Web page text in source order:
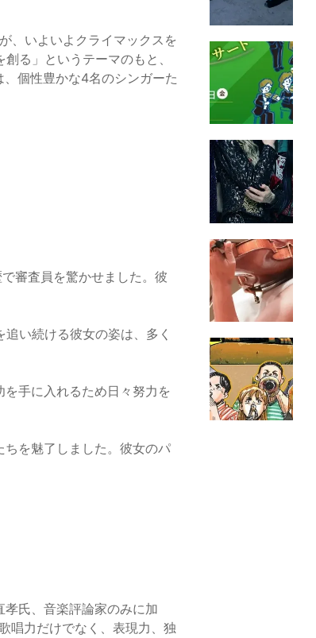
、いよいよクライマックスを
る」というテーマのもと、
個性豊かな4名のシンガーた
審査員を驚かせました。彼
い続ける彼女の姿は、多く
手に入れるため日々努力を
を魅了しました。彼女のパ
氏、音楽評論家のみに加
唱力だけでなく、表現力、独